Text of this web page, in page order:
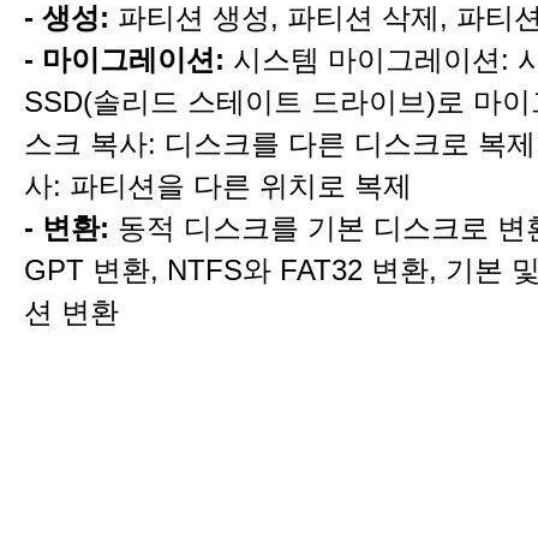
- 생성: 파티션 생성, 파티션 삭제, 파티
- 마이그레이션: 시스템 마이그레이션:
SSD(솔리드 스테이트 드라이브)로 마
스크 복사: 디스크를 다른 디스크로 복
사: 파티션을 다른 위치로 복제
- 변환: 동적 디스크를 기본 디스크로 변
GPT 변환, NTFS와 FAT32 변환, 기본
션 변환